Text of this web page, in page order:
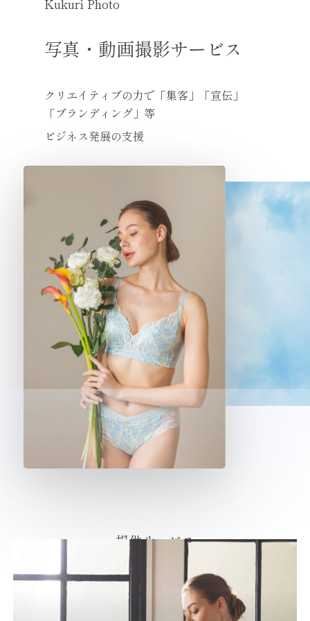
Kukuri Photo
写真・動画撮影サービス
クリエイティブの力で「集客」「宣伝」
「ブランディング」等
ビジネス発展の支援
提供サービス